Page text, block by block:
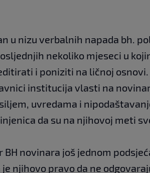
u nizu verbalnih napada bh.
nekoliko mjeseci u
i poniziti na ličnoj
institucija vlasti na
uvredama i
da su na njihovoj meti
BH novinara još jednom
je njihovo pravo da ne